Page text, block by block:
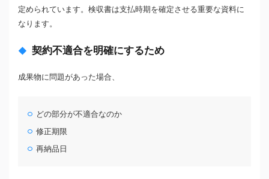
定められています。検収書は支払時期を確定させる重要な資料に
なります。
契約不適合を明確にするため
成果物に問題があった場合、
どの部分が不適合なのか
修正期限
再納品日